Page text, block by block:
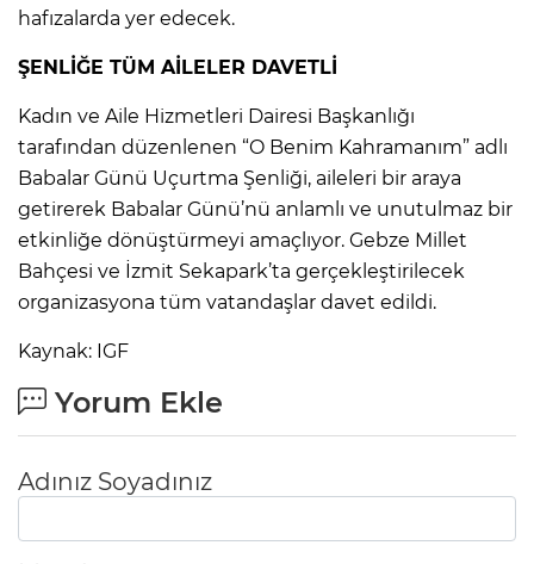
hafızalarda yer edecek.
ŞENLİĞE TÜM AİLELER DAVETLİ
Kadın ve Aile Hizmetleri Dairesi Başkanlığı
tarafından düzenlenen “O Benim Kahramanım” adlı
Babalar Günü Uçurtma Şenliği, aileleri bir araya
getirerek Babalar Günü’nü anlamlı ve unutulmaz bir
etkinliğe dönüştürmeyi amaçlıyor. Gebze Millet
Bahçesi ve İzmit Sekapark’ta gerçekleştirilecek
organizasyona tüm vatandaşlar davet edildi.
Kaynak: IGF
Yorum Ekle
Adınız Soyadınız